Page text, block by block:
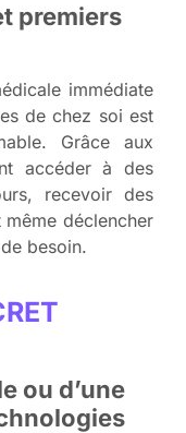
premiers
immédiate
de chez soi est
Grâce aux
accéder à des
recevoir des
déclencher
besoin.
ou d’une